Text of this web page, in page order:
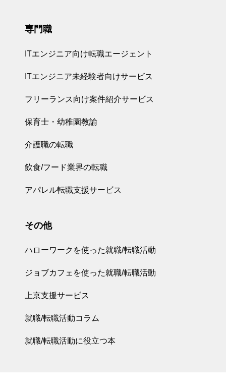
専門職
ITエンジニア向け転職エージェント
ITエンジニア未経験者向けサービス
フリーランス向け案件紹介サービス
保育士・幼稚園教諭
介護職の転職
飲食/フード業界の転職
アパレル転職支援サービス
その他
ハローワークを使った就職/転職活動
ジョブカフェを使った就職/転職活動
上京支援サービス
就職/転職活動コラム
就職/転職活動に役立つ本